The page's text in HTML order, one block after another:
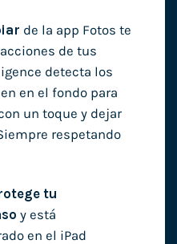
de la app Fotos te
de tus
detecta los
en el fondo para
un toque y dejar
respetando
tu
y está
en el iPad